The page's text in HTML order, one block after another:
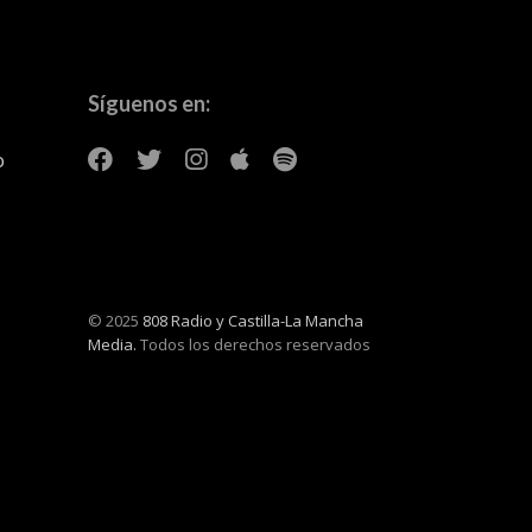
Síguenos en:
© 2025 808 Radio y Castilla-La Mancha
Media. Todos los derechos reservados